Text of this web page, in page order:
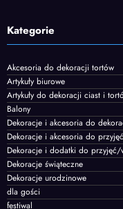
Kategorie
Akcesoria do dekoracji tortów
Artykuły biurowe
Artykuły do dekoracji ciast i
Balony
Dekoracje i akcesoria do
Dekoracje i akcesoria do
Dekoracje i dodatki do przyjęć/
Dekoracje świąteczne
Dekoracje urodzinowe
dla gości
festiwal